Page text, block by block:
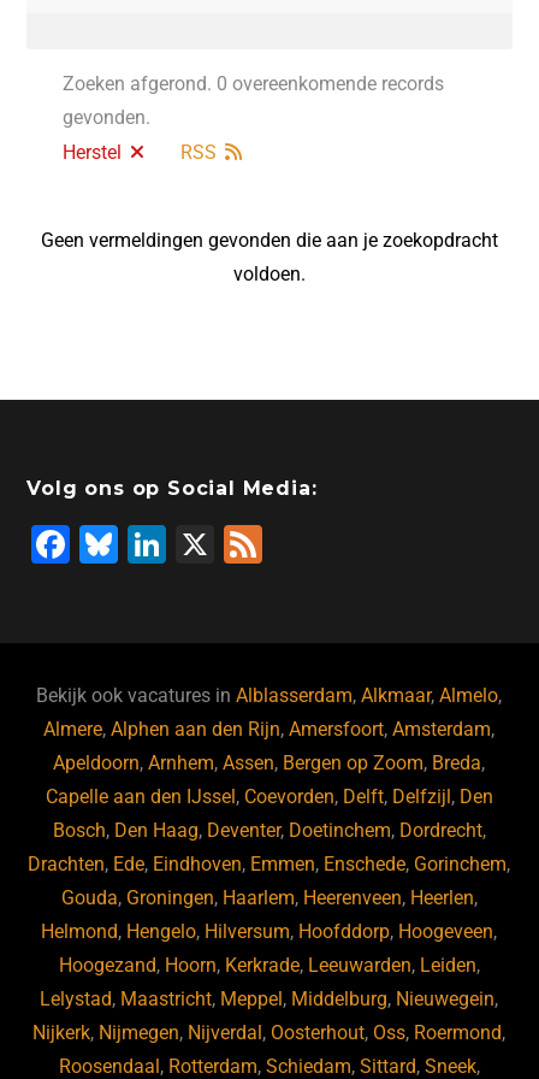
Zoeken afgerond. 0 overeenkomende records
gevonden.
Herstel
RSS
Geen vermeldingen gevonden die aan je zoekopdracht
voldoen.
Volg ons op Social Media:
F
b
o
o
k
Bl
ky
Li
dI
n
X
Bekijk ook vacatures inAlblasserdam,Alkmaar,Almelo,
Almere,Alphen aan den Rijn,Amersfoort,Amsterdam,
Apeldoorn,Arnhem,Assen, Bergen op Zoom, Breda,
Capelle aan den IJssel , Coevorden, Delft, Delfzijl , Den
Bosch, Den Haag, Deventer, Doetinchem, Dordrecht,
Drachten, Ede, Eindhoven, Emmen, Enschede, Gorinchem,
Gouda, Groningen, Haarlem, Heerenveen, Heerlen,
Helmond, Hengelo, Hilversum, Hoofddorp, Hoogeveen,
Hoogezand, Hoorn, Kerkrade, Leeuwarden, Leiden,
Lelystad, Maastricht, Meppel , Middelburg, Nieuwegein,
Nijkerk, Nijmegen, Nijverdal , Oosterhout, Oss, Roermond,
Roosendaal , Rotterdam, Schiedam, Sittard, Sneek,